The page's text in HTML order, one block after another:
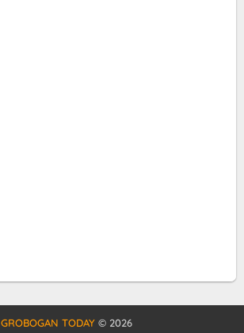
GROBOGAN TODAY © 2026